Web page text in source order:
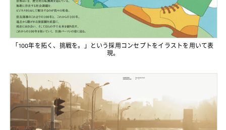
「100年を拓く、挑戦を。」という採用コンセプトをイラストを用いて表
現。